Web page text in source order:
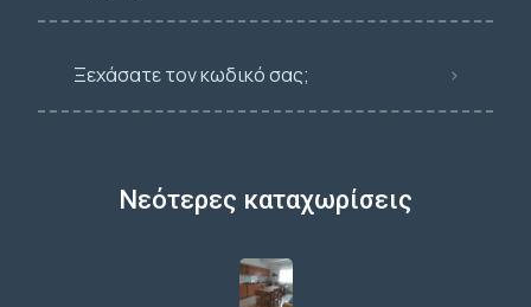
Ξεχάσατε τον κωδικό σας;
Νεότερες καταχωρίσεις